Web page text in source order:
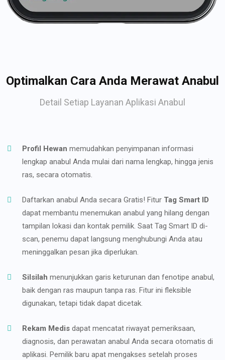
Optimalkan Cara Anda Merawat Anabul
Detail Setiap Layanan Aplikasi Anabul
Profil Hewan memudahkan penyimpanan informasi
lengkap anabul Anda mulai dari nama lengkap, hingga jenis
ras, secara otomatis.
Daftarkan anabul Anda secara Gratis! Fitur Tag Smart ID
dapat membantu menemukan anabul yang hilang dengan
tampilan lokasi dan kontak pemilik. Saat Tag Smart ID di-
scan, penemu dapat langsung menghubungi Anda atau
meninggalkan pesan jika diperlukan.
Silsilah menunjukkan garis keturunan dan fenotipe anabul,
baik dengan ras maupun tanpa ras. Fitur ini fleksible
digunakan, tetapi tidak dapat dicetak.
Rekam Medis dapat mencatat riwayat pemeriksaan,
diagnosis, dan perawatan anabul Anda secara otomatis di
aplikasi. Pemilik baru apat mengakses setelah proses